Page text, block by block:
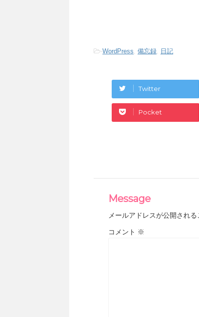
-WordPress 備忘録 日記
Twitter
Pocket
Message
メールアドレスが公開される
コメント ※